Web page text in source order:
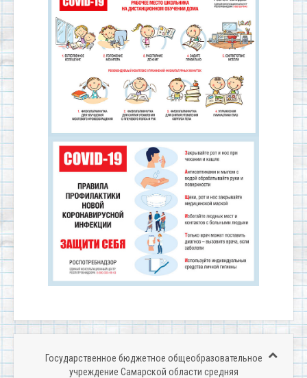
Государственное бюджетное общеобразовательное
учреждение Самарской области средняя